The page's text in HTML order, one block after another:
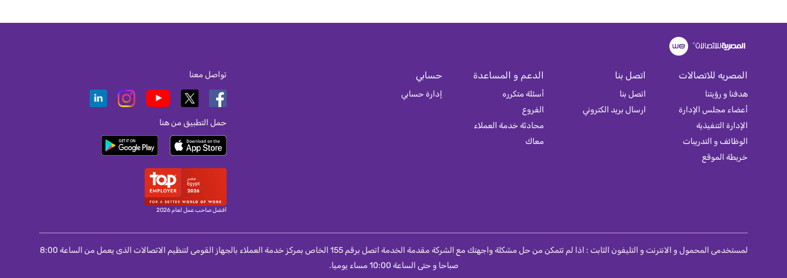
المصريه للاتصالات
هدفنا و رؤيتنا
أعضاء مجلس الإدارة
الإدارة التنفيذية
الوظائف و التدريبات
خريطة الموقع
اتصل بنا
اتصل بنا
ارسال بريد الكتروني
الدعم و المساعدة
أسئلة متكرره
الفروع
محادثة خدمة العملاء
معاك
حسابي
إدارة حسابي
تواصل معنا
حمل التطبيق من هنا
أفضل صاحب عمل لعام 2026
لمستخدمى المحمول و الانترنت و التليفون الثابت : اذا لم تتمكن من حل مشكلة واجهتك مع الشركة مقدمة الخدمة اتصل برقم 155 الخاص بمركز خدمة العملاء بالجهاز القومى لتنظيم الاتصالات الذى يعمل من الساعة 8:00
صباحا و حتى الساعة 10:00 مساء يوميا.